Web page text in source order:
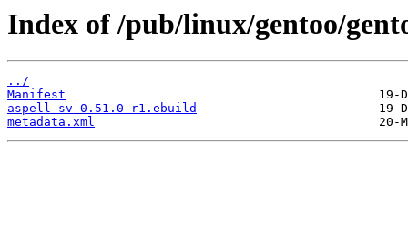
Index of /pub/linux/gentoo/
../
Manifest
aspell-sv-0.51.0-r1.ebuild
metadata.xml